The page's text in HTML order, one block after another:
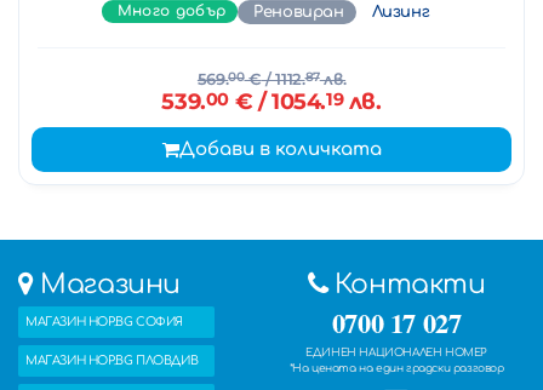
Много добър Реновиран Лизинг
569.00€/ 1112.87лв.
539.00€ / 1054.19лв.
Добави в количката
Магазини
МАГАЗИН HOP.BG СОФИЯ
МАГАЗИН HOP.BG ПЛОВДИВ
Контакти
0700 17 027
ЕДИНЕН НАЦИОНАЛЕН НОМЕР
*На цената на един градски разговор